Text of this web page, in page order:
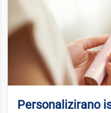
Personalizirano